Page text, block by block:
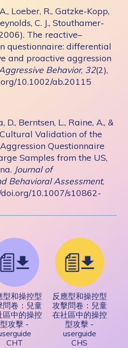
Loeber, R., Gatzke-Kopp,
C. J., Stouthamer-
The reactive–
questionnaire: differential
and proactive aggression
Behavior, 32(2),
10.1002/ab.20115
D., Berntsen, L., Raine, A., &
Cultural Validation of the
Questionnaire
Samples from the US,
Journal of
Behavioral Assessment,
doi.org/10.1007/s10862-
型和操控型
問卷：兒童
區中的操控
型攻擊 -
CHT
反應型和操控型
攻擊問卷：兒童
在社區中的操控
型攻擊 -
userguide
CHS